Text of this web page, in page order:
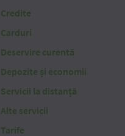
Credite
Carduri
Deservire curentă
Depozite și economii
Servicii la distanță
Alte servicii
Tarife